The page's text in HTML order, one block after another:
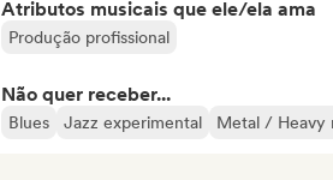
Atributos musicais que ele/ela ama
Produção profissional
Não quer receber...
Blues Jazz experimental Metal / Heavy